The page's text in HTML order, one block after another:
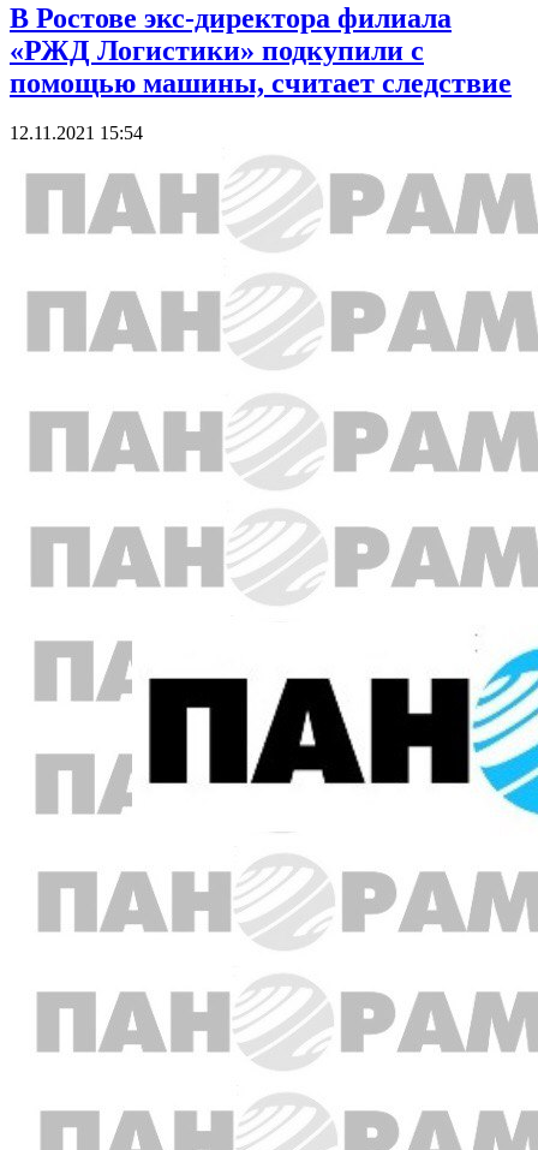
В Ростове экс-директора филиала
«РЖД Логистики» подкупили с
помощью машины, считает следствие
12.11.2021 15:54